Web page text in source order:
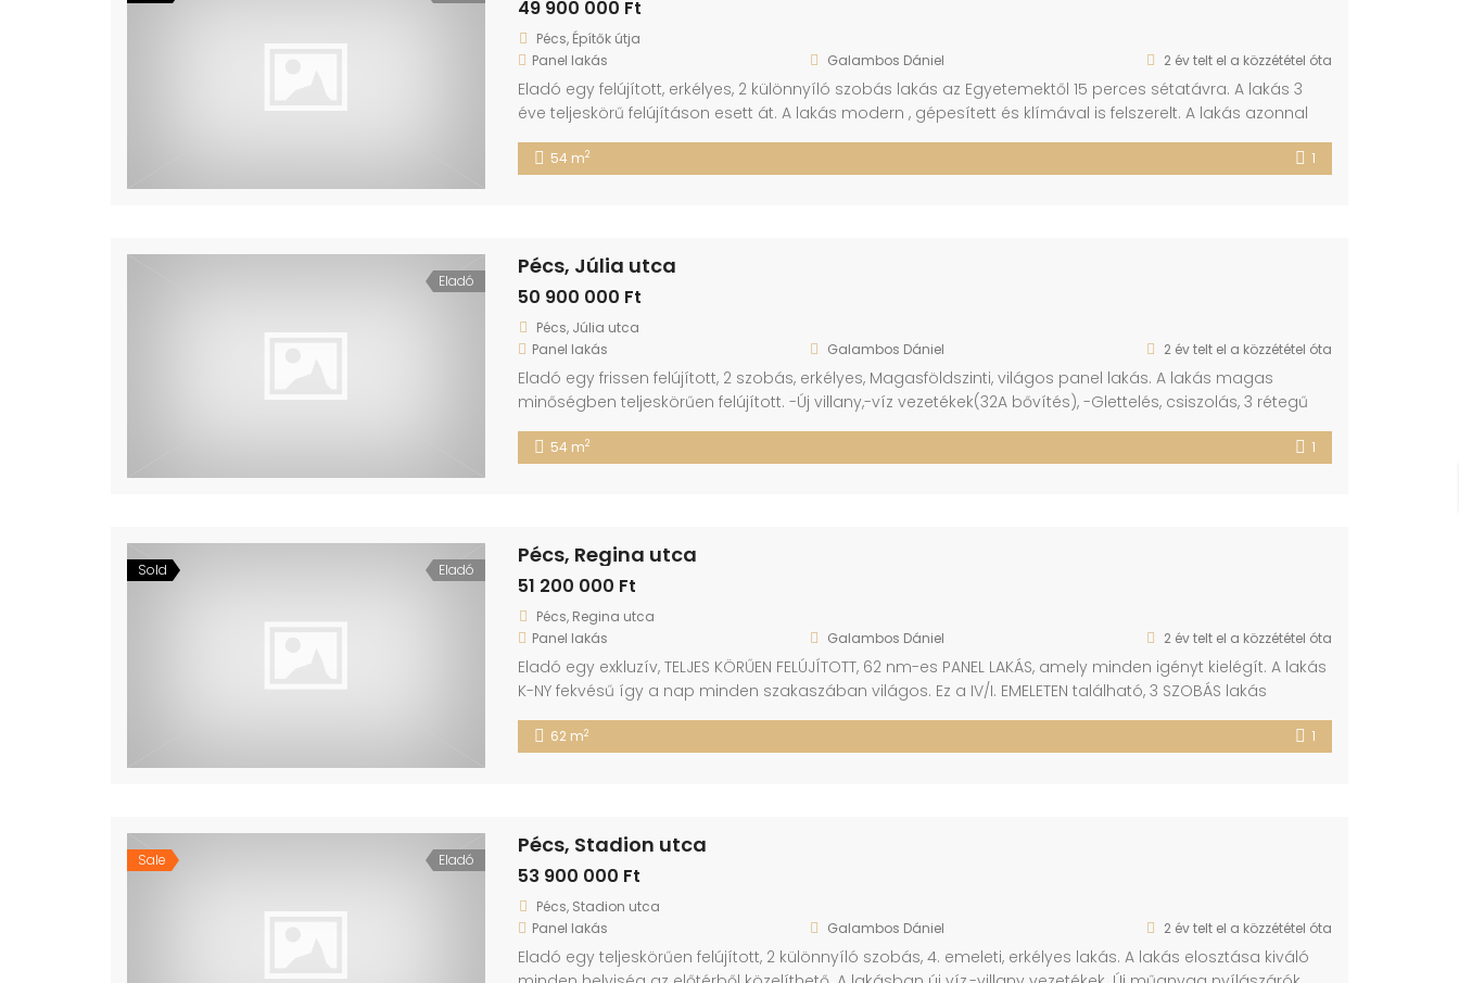
49 900 000 Ft
Pécs, Építők útja
Panel lakás
Galambos Dániel 2 év telt el a közzététel óta
Eladó egy felújított, erkélyes, 2 különnyíló szobás lakás az Egyetemektől 15 perces sétatávra. A lakás 3
éve teljeskörű felújításon esett át. A lakás modern , gépesített és klímával is felszerelt. A lakás azonnal
zöldövezeti környezetben található. A környék kiváló […]
54 m2 1
Eladó
Pécs, Júlia utca
50 900 000 Ft
Pécs, Júlia utca
Panel lakás
Galambos Dániel 2 év telt el a közzététel óta
Eladó egy frissen felújított, 2 szobás, erkélyes, Magasföldszinti, világos panel lakás. A lakás magas
minőségben teljeskörűen felújított. -Új villany,-víz vezetékek(32A bővítés), -Glettelés, csiszolás, 3 rétegű
festés -Gipszkarton álmennyezet minden helységben -új prémium minőségű hideg,-meleg burkolatok -
Egyedileg tervezett gépesített konyhabútor(sütő, indukciós főzőlap, elszívó) -új műanyag nyílászárók
54 m2 1
Sold Eladó
Pécs, Regina utca
51 200 000 Ft
Pécs, Regina utca
Panel lakás
Galambos Dániel 2 év telt el a közzététel óta
Eladó egy exkluzív, TELJES KÖRŰEN FELÚJÍTOTT, 62 nm-es PANEL LAKÁS, amely minden igényt kielégít. A lakás
K-NY fekvésű így a nap minden szakaszában világos. Ez a IV/I. EMELETEN található, 3 SZOBÁS lakás
csendes udvarra néző ablakokkal rendelkezik, biztosítva ezzel a tökéletes pihenést. A lakás nem csak
kívülről szigetelt, hanem belülről is megújult: ÚJ MŰANYAG NYÍLÁSZÁRÓK, […]
62 m2 1
Sale Eladó
Pécs, Stadion utca
53 900 000 Ft
Pécs, Stadion utca
Panel lakás
Galambos Dániel 2 év telt el a közzététel óta
Eladó egy teljeskörűen felújított, 2 különnyíló szobás, 4. emeleti, erkélyes lakás. A lakás elosztása kiváló